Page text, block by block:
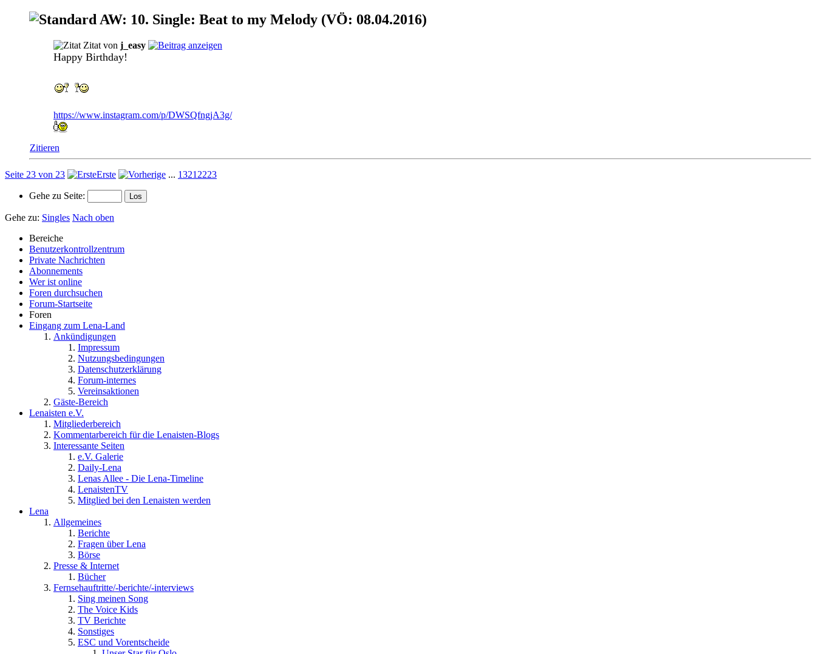
AW: 10. Single: Beat to my Melody (VÖ: 08.04.2016)
Zitat von j_easy
Happy Birthday!
https://www.instagram.com/p/DWSQfngjA3g/
Zitieren
Seite 23 von 23 Erste ... 1321 2223
Gehe zu Seite:
Gehe zu: Singles Nach oben
Bereiche
Benutzerkontrollzentrum
Private Nachrichten
Abonnements
Wer ist online
Foren durchsuchen
Forum-Startseite
Foren
Eingang zum Lena-Land
Ankündigungen
Impressum
Nutzungsbedingungen
Datenschutzerklärung
Forum-internes
Vereinsaktionen
Gäste-Bereich
Lenaisten e.V.
Mitgliederbereich
Kommentarbereich für die Lenaisten-Blogs
Interessante Seiten
e.V. Galerie
Daily-Lena
Lenas Allee - Die Lena-Timeline
LenaistenTV
Mitglied bei den Lenaisten werden
Lena
Allgemeines
Berichte
Fragen über Lena
Börse
Presse & Internet
Bücher
Fernsehauftritte/-berichte/-interviews
Sing meinen Song
The Voice Kids
TV Berichte
Sonstiges
ESC und Vorentscheide